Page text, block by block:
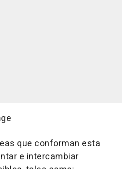
que conforman esta
e intercambiar